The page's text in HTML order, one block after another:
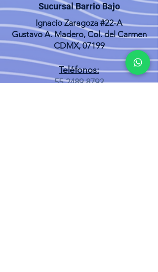
Sucursal Barrio Bajo
Ignacio Zaragoza #22-A
Gustavo A. Madero, Col. del Carmen
CDMX, 07199
Teléfonos:
55 2489 8792